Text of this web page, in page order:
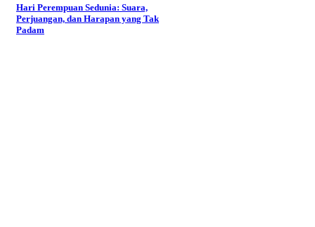
Hari Perempuan Sedunia: Suara,
Perjuangan, dan Harapan yang Tak
Padam